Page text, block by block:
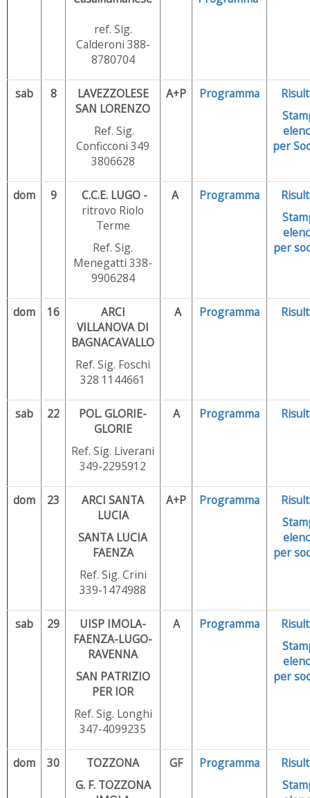
ref. Sig.
Calderoni 388-
8780704
sab 8
LAVEZZOLESE
SAN LORENZO
Ref. Sig.
Conficconi 349
3806628
A+P Programma
per
dom 9
C.C.E. LUGO -
ritrovo Riolo
Terme
Ref. Sig.
Menegatti 338-
9906284
A Programma
per
dom 16
ARCI
VILLANOVA DI
BAGNACAVALLO
Ref. Sig. Foschi
328 1144661
A Programma
sab 22
POL. GLORIE-
GLORIE
Ref. Sig. Liverani
349-2295912
A Programma
dom 23
ARCI SANTA
LUCIA
SANTA LUCIA
FAENZA
Ref. Sig. Crini
339-1474988
A+P Programma
per
sab 29
UISP IMOLA-
FAENZA-LUGO-
RAVENNA
SAN PATRIZIO
PER IOR
Ref. Sig. Longhi
347-4099235
A Programma
per
dom 30
TOZZONA
G. F. TOZZONA
GF Programma